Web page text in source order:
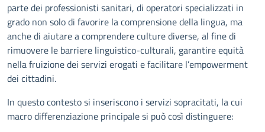
parte dei professionisti sanitari, di operatori specializzati in
grado non solo di favorire la comprensione della lingua, ma
anche di aiutare a comprendere culture diverse, al fine di
rimuovere le barriere linguistico-culturali, garantire equità
nella fruizione dei servizi erogati e facilitare l’empowerment
dei cittadini.
In questo contesto si inseriscono i servizi sopracitati, la cui
macro differenziazione principale si può così distinguere: